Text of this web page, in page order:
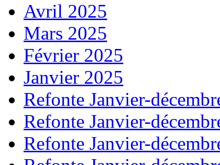
Avril 2025
Mars 2025
Février 2025
Janvier 2025
Refonte Janvier-
Refonte Janvier-
Refonte Janvier-